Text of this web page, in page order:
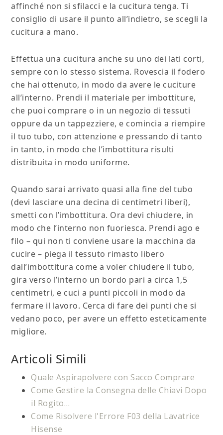
affinché non si sfilacci e la cucitura tenga. Ti
consiglio di usare il punto all’indietro, se scegli la
cucitura a mano.
Effettua una cucitura anche su uno dei lati corti,
sempre con lo stesso sistema. Rovescia il fodero
che hai ottenuto, in modo da avere le cuciture
all’interno. Prendi il materiale per imbottiture,
che puoi comprare o in un negozio di tessuti
oppure da un tappezziere, e comincia a riempire
il tuo tubo, con attenzione e pressando di tanto
in tanto, in modo che l’imbottitura risulti
distribuita in modo uniforme.
Quando sarai arrivato quasi alla fine del tubo
(devi lasciare una decina di centimetri liberi),
smetti con l’imbottitura. Ora devi chiudere, in
modo che l’interno non fuoriesca. Prendi ago e
filo – qui non ti conviene usare la macchina da
cucire – piega il tessuto rimasto libero
dall’imbottitura come a voler chiudere il tubo,
gira verso l’interno un bordo pari a circa 1,5
centimetri, e cuci a punti piccoli in modo da
fermare il lavoro. Cerca di fare dei punti che si
vedano poco, per avere un effetto esteticamente
migliore.
Articoli Simili
Quale Aspirapolvere con Sacco Comprare
Come Gestire la Consegna delle Chiavi Dopo
il Rogito…
Come Risolvere l'Errore F03 della Lavatrice
Hisense​